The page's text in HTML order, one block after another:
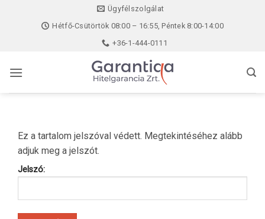
Ügyfélszolgálat
Hétfő-Csütörtök 08:00 – 16:55, Péntek 8:00-14:00
+36-1-444-0111
Ez a tartalom jelszóval védett. Megtekintéséhez alább
adjuk meg a jelszót.
Jelszó: